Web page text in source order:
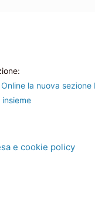
la nuova sezione
e cookie policy